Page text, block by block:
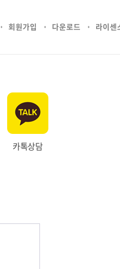
회원가입 다운로드 라이센
카톡상담